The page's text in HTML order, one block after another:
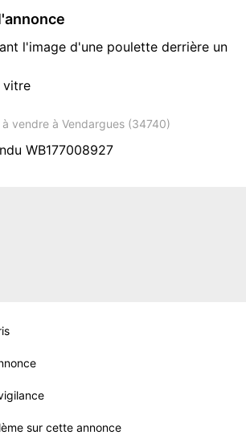
l'image d'une poulette derrière un
vitre
vendre à Vendargues (34740)
WB177008927
sur cette annonce